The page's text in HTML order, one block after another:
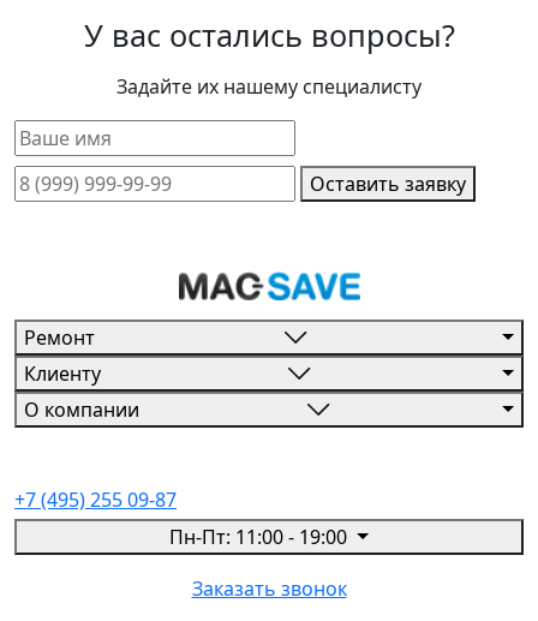
У вас остались вопросы?
Задайте их нашему специалисту
Оставить заявку
Ремонт
Клиенту
О компании
+7 (495) 255 09-87
Пн-Пт: 11:00 - 19:00
Заказать звонок